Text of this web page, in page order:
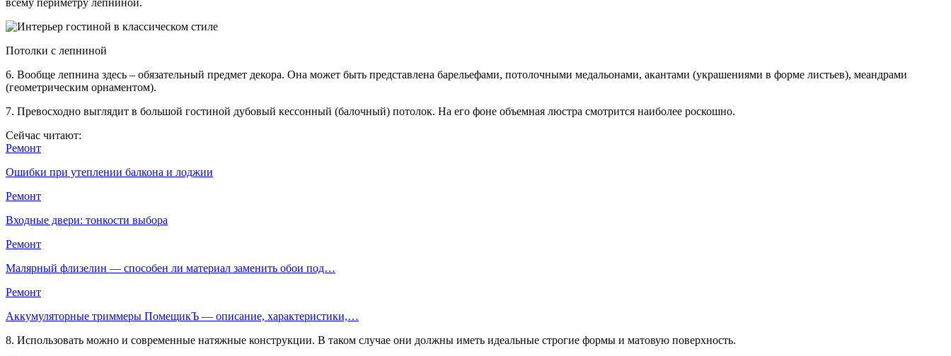
Потолки с лепниной
6. Вообще лепнина здесь – обязательный предмет декора. Она может быть представлена барельефами, потолочными медальонами, акантами (украшениями в форме листьев), меандрами
(геометрическим орнаментом).
7. Превосходно выглядит в большой гостиной дубовый кессонный (балочный) потолок. На его фоне объемная люстра смотрится наиболее роскошно.
Сейчас читают:
Ремонт
Ошибки при утеплении балкона и лоджии
Ремонт
Входные двери: тонкости выбора
Ремонт
Малярный флизелин — способен ли материал заменить обои под…
Ремонт
Аккумуляторные триммеры ПомещикЪ — описание, характеристики,…
8. Использовать можно и современные натяжные конструкции. В таком случае они должны иметь идеальные строгие формы и матовую поверхность.